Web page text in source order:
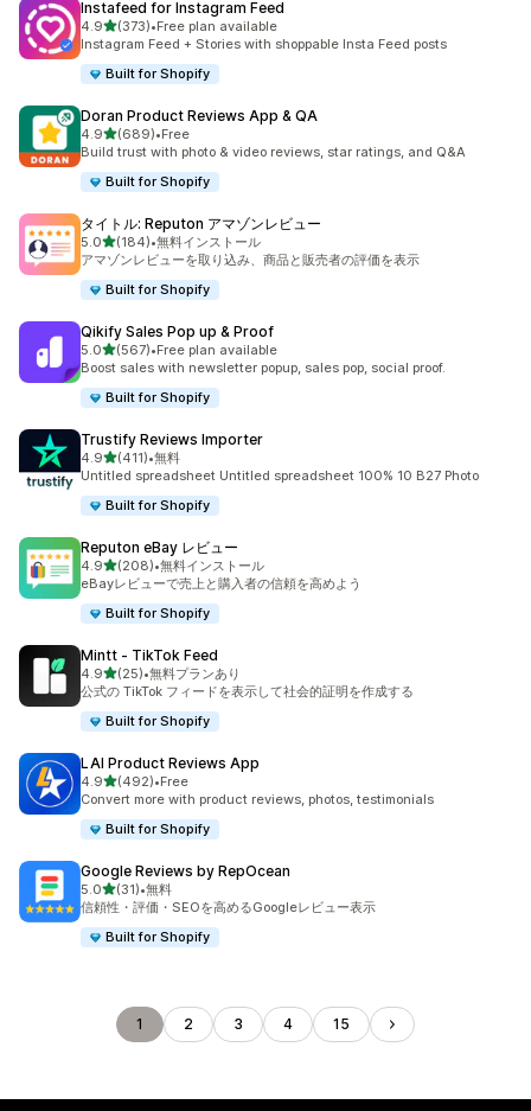
Instafeed for Instagram Feed
4.95つ星中
(373)
合計レビュー数：373件
•Free plan available
Instagram Feed + Stories with shoppable Insta Feed posts
Built for Shopify
Doran Product Reviews App & QA
4.95つ星中
(689)
合計レビュー数：689件
•Free
Build trust with photo & video reviews, star ratings, and Q&A
Built for Shopify
タイトル: Reputon アマゾンレビュー
5.05つ星中
(184)
合計レビュー数：184件
•無料インストール
アマゾンレビューを取り込み、商品と販売者の評価を表示
Built for Shopify
Qikify Sales Pop up & Proof
5.05つ星中
(567)
合計レビュー数：567件
•Free plan available
Boost sales with newsletter popup, sales pop, social proof.
Built for Shopify
Trustify Reviews Importer
4.95つ星中
(411)
合計レビュー数：411件
•無料
Untitled spreadsheet Untitled spreadsheet 100% 10 B27 Photo
Built for Shopify
Reputon eBay レビュー
4.95つ星中
(208)
合計レビュー数：208件
•無料インストール
eBayレビューで売上と購入者の信頼を高めよう
Built for Shopify
Mintt ‑ TikTok Feed
4.95つ星中
(25)
合計レビュー数：25件
•無料プランあり
公式の TikTok フィードを表示して社会的証明を作成する
Built for Shopify
LAI Product Reviews App
4.95つ星中
(492)
合計レビュー数：492件
•Free
Convert more with product reviews, photos, testimonials
Built for Shopify
Google Reviews by RepOcean
5.05つ星中
(31)
合計レビュー数：31件
•無料
信頼性・評価・SEOを高めるGoogleレビュー表示
Built for Shopify
1 2 3 4 15